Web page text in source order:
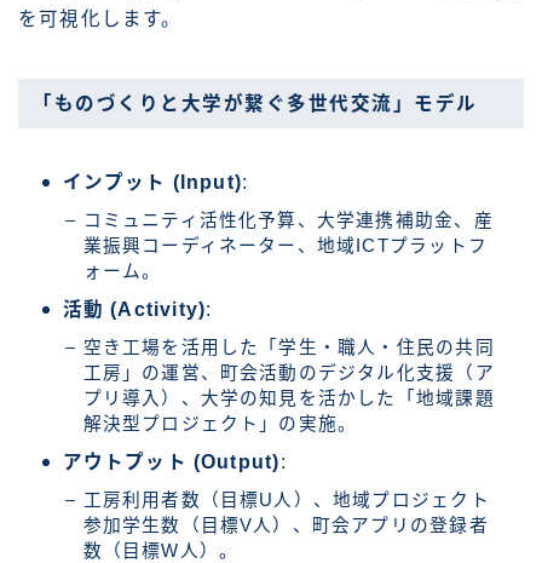
を可視化します。
「ものづくりと大学が繋ぐ多世代交流」モデル
インプット (Input):
コミュニティ活性化予算、大学連携補助金、産
業振興コーディネーター、地域ICTプラットフ
ォーム。
活動 (Activity):
空き工場を活用した「学生・職人・住民の共同
工房」の運営、町会活動のデジタル化支援（ア
プリ導入）、大学の知見を活かした「地域課題
解決型プロジェクト」の実施。
アウトプット (Output):
工房利用者数（目標U人）、地域プロジェクト
参加学生数（目標V人）、町会アプリの登録者
数（目標W人）。